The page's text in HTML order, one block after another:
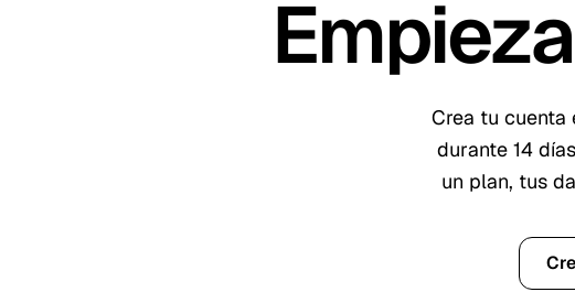
Crea tu cuenta
durante 14
un plan, tus